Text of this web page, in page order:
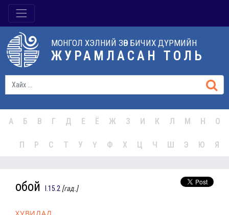
МОНГОЛ ХЭЛНИЙ ЗӨВ БИЧИХ ДҮРМИЙН
ЖУРАМЛАСАН ТОЛЬ
А Б В Г Д Е Ё Ж З И К Л М Н О
П Р С Т У Ү Ф Х Ц Ч Ш Э Ю Я
обой I.15.2 [гад.]